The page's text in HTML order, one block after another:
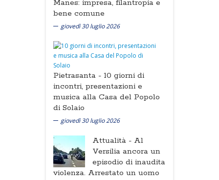
Manes: impresa, filantropia e
bene comune
giovedì 30 luglio 2026
Pietrasanta - 10 giorni di
incontri, presentazioni e
musica alla Casa del Popolo
di Solaio
giovedì 30 luglio 2026
Attualità - Al
Versilia ancora un
episodio di inaudita
violenza. Arrestato un uomo